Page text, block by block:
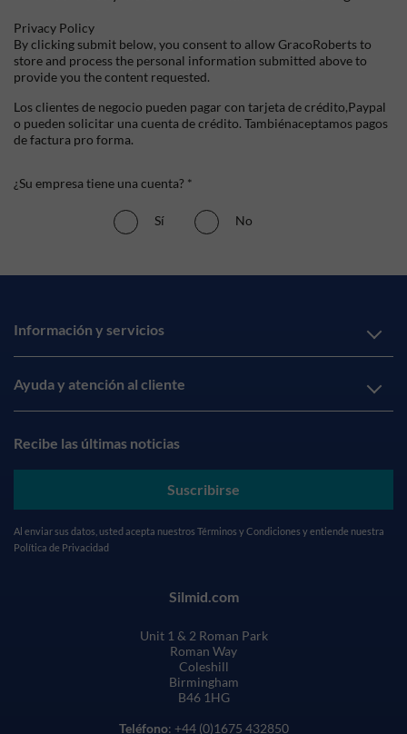
Privacy Policy
By clicking submit below, you consent to allow GracoRoberts to
store and process the personal information submitted above to
provide you the content requested.
Los clientes de negocio pueden pagar con tarjeta de crédito,Paypal
o pueden solicitar una cuenta de crédito. Tambiénaceptamos pagos
de factura pro forma.
¿Su empresa tiene una cuenta? *
Sí No
Información y servicios
Ayuda y atención al cliente
Recibe las últimas noticias
Suscribirse
Al enviar sus datos, usted acepta nuestros Términos y Condiciones y entiende nuestra
Política de Privacidad
Silmid.com
Unit 1 & 2 Roman Park
Roman Way
Coleshill
Birmingham
B46 1HG
Teléfono: +44 (0)1675 432850